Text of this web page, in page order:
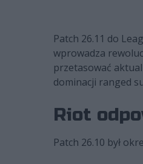
Patch 26.11 do
wprowadza
przetasować
dominacji ranged
Riot
Patch 26.10 był